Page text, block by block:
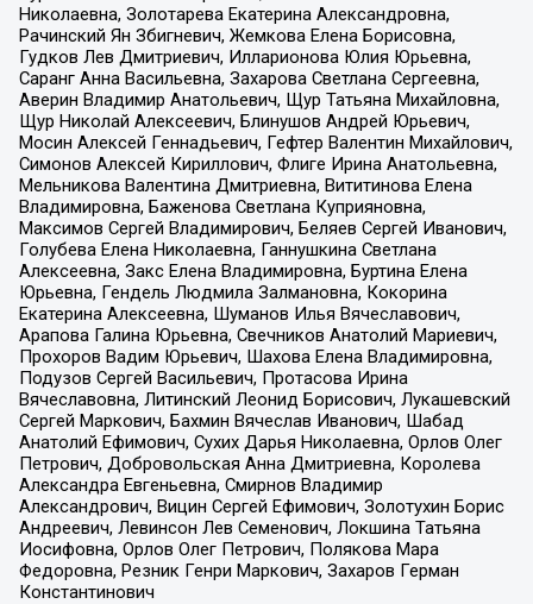
Николаевна, Золотарева Екатерина Александровна,
Рачинский Ян Збигневич, Жемкова Елена Борисовна,
Гудков Лев Дмитриевич, Илларионова Юлия Юрьевна,
Саранг Анна Васильевна, Захарова Светлана Сергеевна,
Аверин Владимир Анатольевич, Щур Татьяна Михайловна,
Щур Николай Алексеевич, Блинушов Андрей Юрьевич,
Мосин Алексей Геннадьевич, Гефтер Валентин Михайлович,
Симонов Алексей Кириллович, Флиге Ирина Анатольевна,
Мельникова Валентина Дмитриевна, Вититинова Елена
Владимировна, Баженова Светлана Куприяновна,
Максимов Сергей Владимирович, Беляев Сергей Иванович,
Голубева Елена Николаевна, Ганнушкина Светлана
Алексеевна, Закс Елена Владимировна, Буртина Елена
Юрьевна, Гендель Людмила Залмановна, Кокорина
Екатерина Алексеевна, Шуманов Илья Вячеславович,
Арапова Галина Юрьевна, Свечников Анатолий Мариевич,
Прохоров Вадим Юрьевич, Шахова Елена Владимировна,
Подузов Сергей Васильевич, Протасова Ирина
Вячеславовна, Литинский Леонид Борисович, Лукашевский
Сергей Маркович, Бахмин Вячеслав Иванович, Шабад
Анатолий Ефимович, Сухих Дарья Николаевна, Орлов Олег
Петрович, Добровольская Анна Дмитриевна, Королева
Александра Евгеньевна, Смирнов Владимир
Александрович, Вицин Сергей Ефимович, Золотухин Борис
Андреевич, Левинсон Лев Семенович, Локшина Татьяна
Иосифовна, Орлов Олег Петрович, Полякова Мара
Федоровна, Резник Генри Маркович, Захаров Герман
Константинович